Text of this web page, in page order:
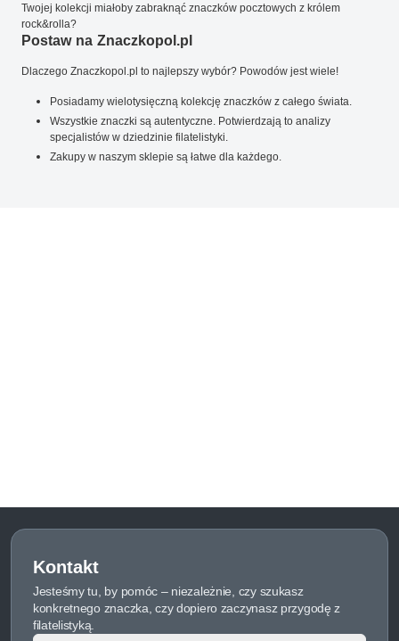
Twojej kolekcji miałoby zabraknąć znaczków pocztowych z królem
rock&rolla?
Postaw na Znaczkopol.pl
Dlaczego Znaczkopol.pl to najlepszy wybór? Powodów jest wiele!
Posiadamy wielotysięczną kolekcję znaczków z całego świata.
Wszystkie znaczki są autentyczne. Potwierdzają to analizy
specjalistów w dziedzinie filatelistyki.
Zakupy w naszym sklepie są łatwe dla każdego.
Kontakt
Jesteśmy tu, by pomóc – niezależnie, czy szukasz
konkretnego znaczka, czy dopiero zaczynasz przygodę z
filatelistyką.